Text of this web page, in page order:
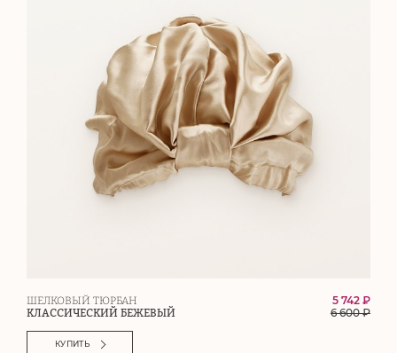
ШЕЛКОВЫЙ ТЮРБАН
КЛАССИЧЕСКИЙ БЕЖЕВЫЙ
5 742 ₽
6 600₽
КУПИТЬ